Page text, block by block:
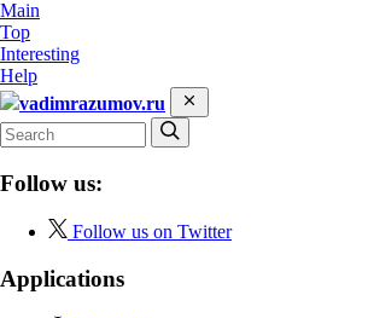
Main
Top
Interesting
Help
vadimrazumov.ru
Follow us:
Follow us on Twitter
Applications